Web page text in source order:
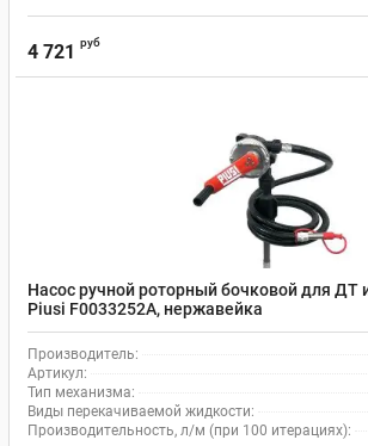
4 721 руб
Насос ручной роторный бочковой для ДТ
Piusi F0033252A, нержавейка
Производитель:
Артикул:
Тип механизма:
Виды перекачиваемой жидкости:
Производительность, л/м (при 100 итерациях):